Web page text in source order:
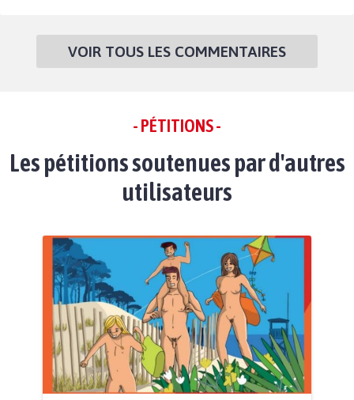
VOIR TOUS LES COMMENTAIRES
- PÉTITIONS -
Les pétitions soutenues par d'autres
utilisateurs